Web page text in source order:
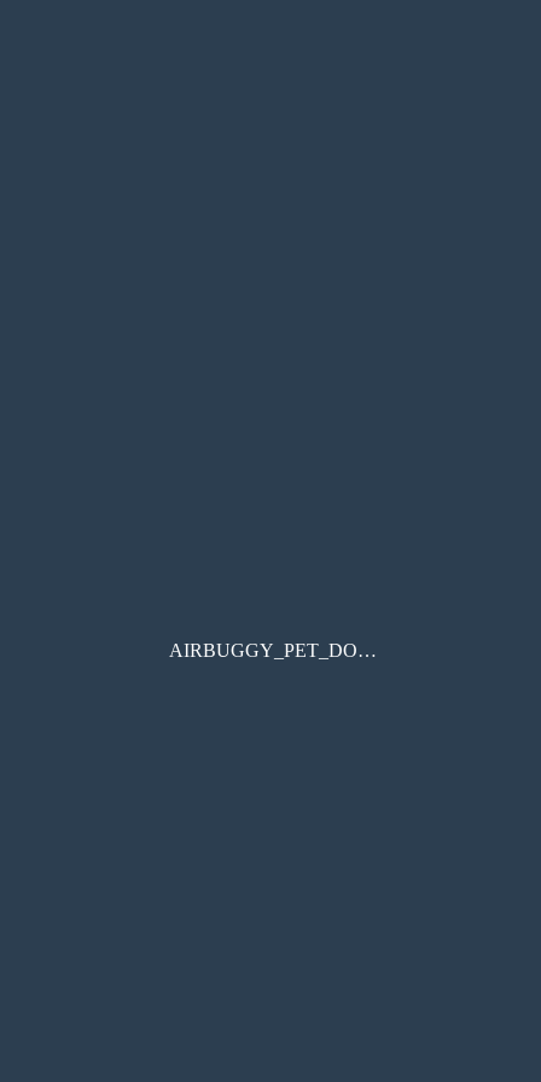
AIRBUGGY_PET_DOME3_MANUAL_eBOOK